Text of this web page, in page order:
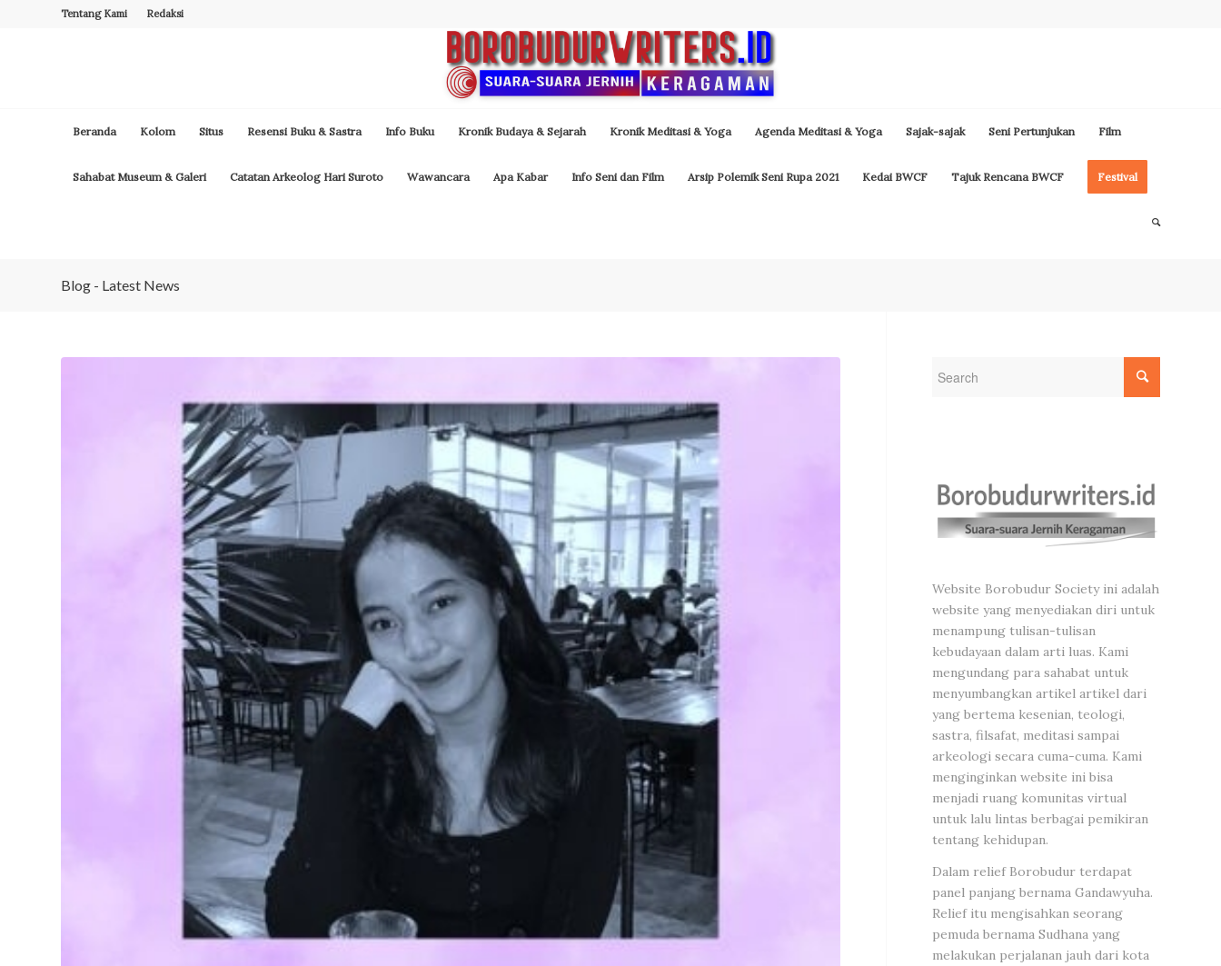
Tentang Kami Redaksi
Beranda Kolom Situs Resensi Buku & Sastra Info Buku Kronik Budaya & Sejarah Kronik Meditasi & Yoga Agenda Meditasi & Yoga Sajak-sajak Seni Pertunjukan Film
Sahabat Museum & Galeri Catatan Arkeolog Hari Suroto Wawancara Apa Kabar Info Seni dan Film Arsip Polemik Seni Rupa 2021 Kedai BWCF Tajuk Rencana BWCF Festival
Blog - Latest News
Website Borobudur Society ini adalah
website yang menyediakan diri untuk
menampung tulisan-tulisan
kebudayaan dalam arti luas. Kami
mengundang para sahabat untuk
menyumbangkan artikel artikel dari
yang bertema kesenian, teologi,
sastra, filsafat, meditasi sampai
arkeologi secara cuma-cuma. Kami
menginginkan website ini bisa
menjadi ruang komunitas virtual
untuk lalu lintas berbagai pemikiran
tentang kehidupan.
Dalam relief Borobudur terdapat
panel panjang bernama Gandawyuha.
Relief itu mengisahkan seorang
pemuda bernama Sudhana yang
melakukan perjalanan jauh dari kota